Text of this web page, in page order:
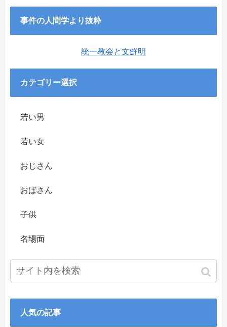
事件の人間学より抜粋
統一教会と文鮮明
カテゴリー選択
若い男
若い女
おじさん
おばさん
子供
名場面
人気の記事